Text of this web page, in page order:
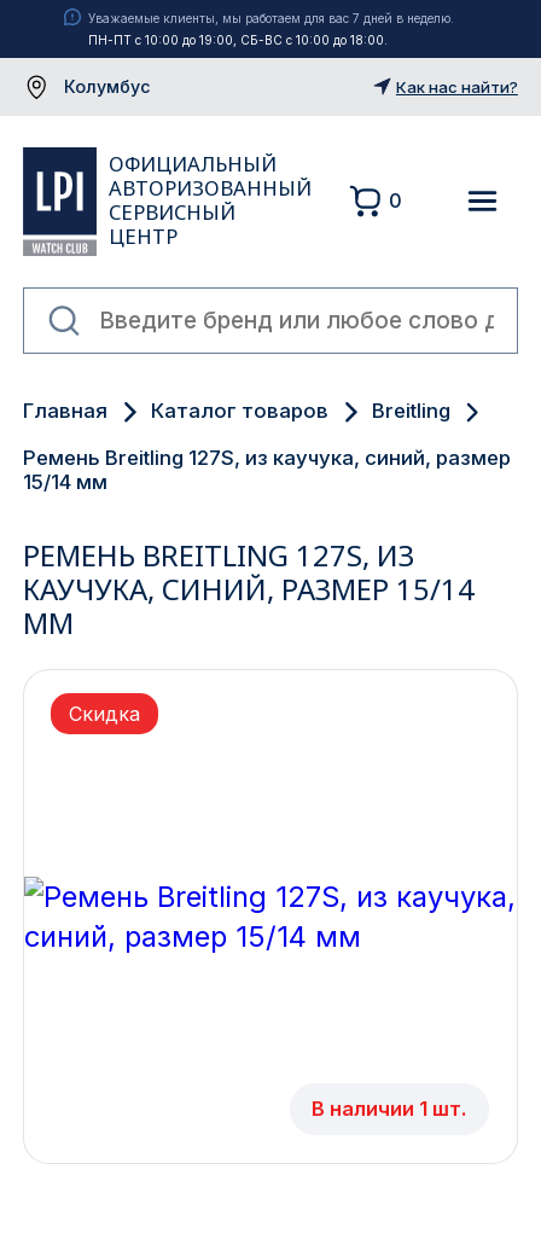
Уважаемые клиенты, мы работаем для вас 7 дней в неделю.
ПН-ПТ с 10:00 до 19:00, СБ-ВС с 10:00 до 18:00.
Колумбус
Екатеринбург
Санкт-Петербург
Ижевск
Иркутск
Волгоград
Кемерово
1 Мая
Как нас найти?
ОФИЦИАЛЬНЫЙ
АВТОРИЗОВАННЫЙ
СЕРВИСНЫЙ
ЦЕНТР
0
Главная Каталог товаров
Breitling
Ремень Breitling 127S, из каучука, синий, размер
15/14 мм
РЕМЕНЬ BREITLING 127S, ИЗ
КАУЧУКА, СИНИЙ, РАЗМЕР 15/14
ММ
В наличии 1 шт.
Скидка